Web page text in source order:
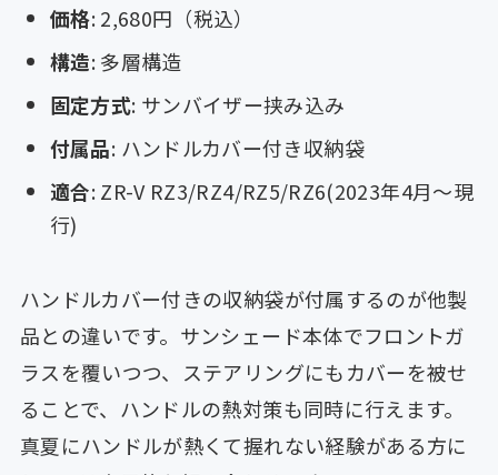
価格: 2,680円（税込）
構造: 多層構造
固定方式: サンバイザー挟み込み
付属品: ハンドルカバー付き収納袋
適合: ZR-V RZ3/RZ4/RZ5/RZ6(2023年4月〜現
行)
ハンドルカバー付きの収納袋が付属するのが他製
品との違いです。サンシェード本体でフロントガ
ラスを覆いつつ、ステアリングにもカバーを被せ
ることで、ハンドルの熱対策も同時に行えます。
真夏にハンドルが熱くて握れない経験がある方に